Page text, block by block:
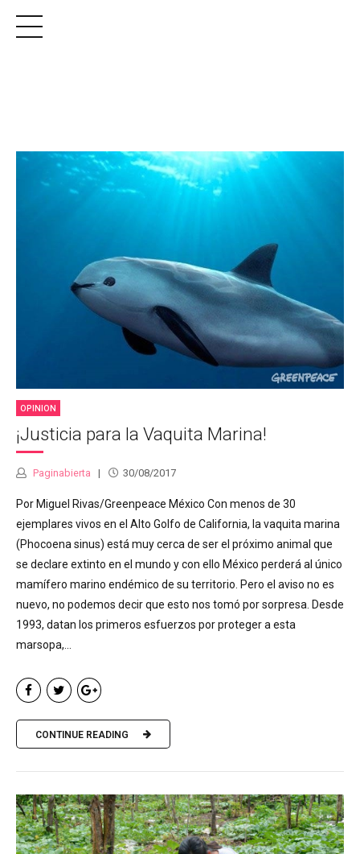
OPINION
¡Justicia para la Vaquita Marina!
Paginabierta 30/08/2017
Por Miguel Rivas/Greenpeace México Con menos de 30
ejemplares vivos en el Alto Golfo de California, la vaquita marina
(Phocoena sinus) está muy cerca de ser el próximo animal que
se declare extinto en el mundo y con ello México perderá al único
mamífero marino endémico de su territorio. Pero el aviso no es
nuevo, no podemos decir que esto nos tomó por sorpresa. Desde
1993, datan los primeros esfuerzos por proteger a esta
marsopa,...
CONTINUE READING